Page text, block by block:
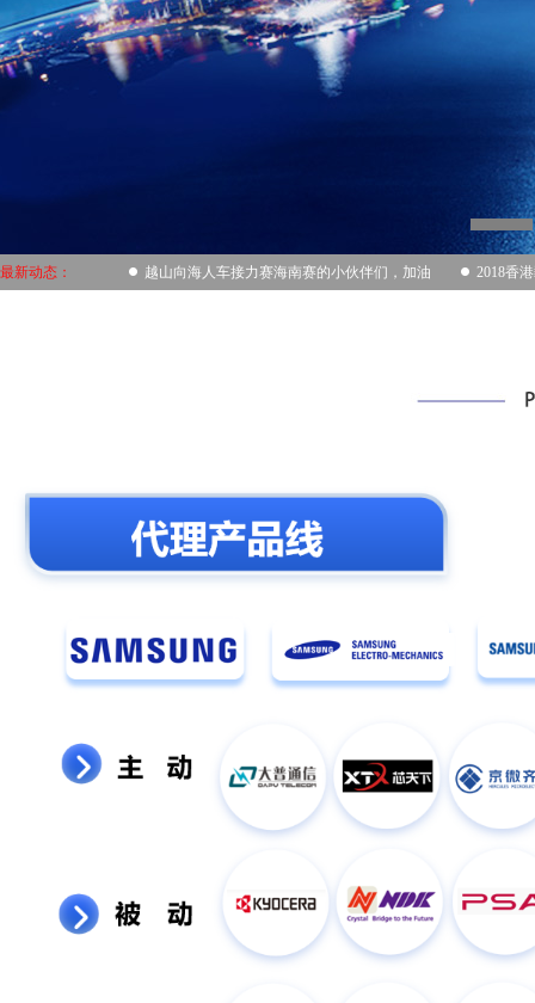
最新动态：
越山向海人车接力赛海南赛的小伙伴们，加油 2018香港毅行者-长江冲锋对